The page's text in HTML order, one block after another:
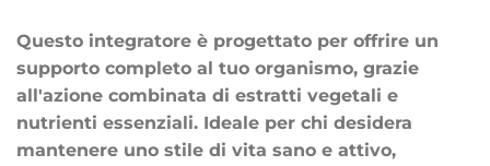
Questo integratore è progettato per offrire un
supporto completo al tuo organismo, grazie
all'azione combinata di estratti vegetali e
nutrienti essenziali. Ideale per chi desidera
mantenere uno stile di vita sano e attivo,